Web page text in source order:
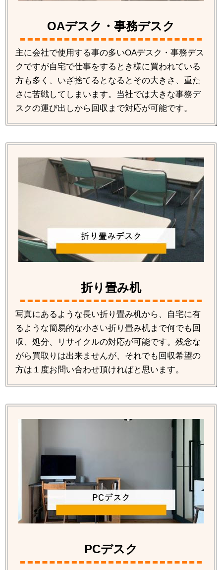
OAデスク・事務デスク
主に会社で使用する事の多いOAデスク・事務デス
クですが自宅で仕事をするとき様に買われている
方も多く、いざ捨てるとなるとその大きさ、重た
さに苦戦してしまいます。当社では大きな事務デ
スクの運び出しから回収まで対応が可能です。
折り畳み机
写真にあるような長い折り畳み机から、自宅に有
るような簡易的な小さい折り畳み机まで何でも回
収、処分、リサイクルの対応が可能です。残念な
がら買取りは出来ませんが、それでも回収希望の
方は１度お問い合わせ頂ければと思います。
PCデスク